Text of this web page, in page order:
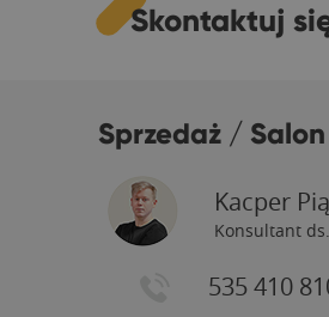
Skontaktuj
Sprzedaż /
Kacper
Konsultant
535 410